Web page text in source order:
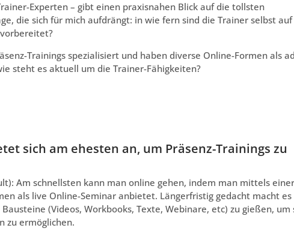
Experten – gibt einen praxisnahen Blick auf die tollsten
die sich für mich aufdrängt: in wie fern sind die Trainer selbst auf
Trainings spezialisiert und haben diverse Online-Formen als
steht es aktuell um die Trainer-Fähigkeiten?
sich am ehesten an, um Präsenz-Trainings zu
Am schnellsten kann man online gehen, indem man mittels einer
als live Online-Seminar anbietet. Längerfristig gedacht macht es
(Videos, Workbooks, Texte, Webinare, etc) zu gießen, um
zu ermöglichen.